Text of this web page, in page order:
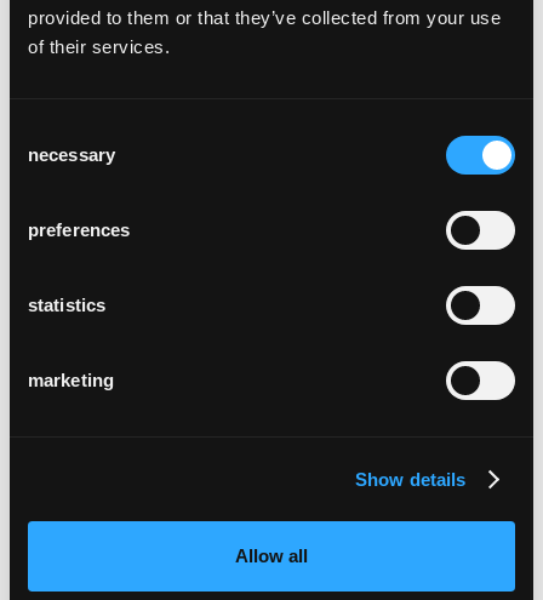
provided to them or that they’ve collected from your use
of their services.
Selection
necessary
preferences
statistics
marketing
Show details
Allow all
plenum